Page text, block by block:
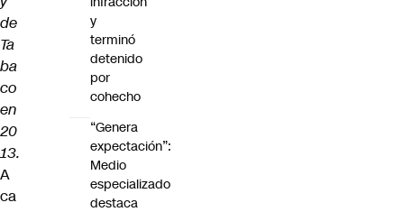
de
Ta
ba
co
en
20
13.
A
ca
y
terminó
detenido
por
cohecho
“Genera
expectación”:
Medio
especializado
destaca